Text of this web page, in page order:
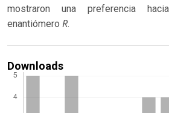
mostraron una preferencia
enantiómero R.
Downloads